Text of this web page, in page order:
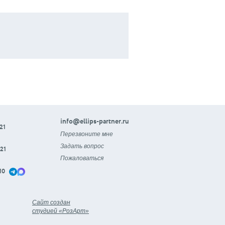
info@ellips-partner.ru
Перезвоните мне
Задать вопрос
Пожаловаться
Сайт создан
студией «РозАрт»